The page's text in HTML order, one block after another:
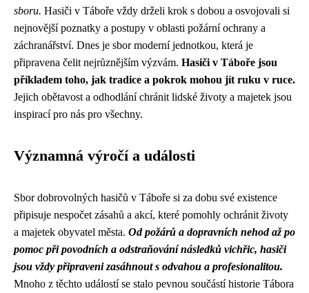
sboru. Hasiči v Táboře vždy drželi krok s dobou a osvojovali si
nejnovější poznatky a postupy v oblasti požární ochrany a
záchranářství. Dnes je sbor moderní jednotkou, která je
připravena čelit nejrůznějším výzvám. Hasiči v Táboře jsou
příkladem toho, jak tradice a pokrok mohou jít ruku v ruce.
Jejich obětavost a odhodlání chránit lidské životy a majetek jsou
inspirací pro nás pro všechny.
Významná výročí a události
Sbor dobrovolných hasičů v Táboře si za dobu své existence
připisuje nespočet zásahů a akcí, které pomohly ochránit životy
a majetek obyvatel města. Od požárů a dopravních nehod až po
pomoc při povodních a odstraňování následků vichřic, hasiči
jsou vždy připraveni zasáhnout s odvahou a profesionalitou.
Mnoho z těchto událostí se stalo pevnou součástí historie Tábora